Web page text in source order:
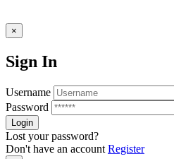
×
Sign In
Username
Password
Lost your password?
Don't have an account Register